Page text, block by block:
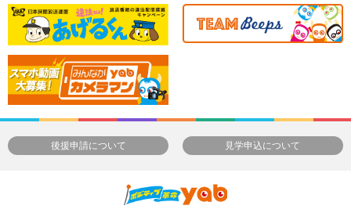
後援申請について 見学申込について